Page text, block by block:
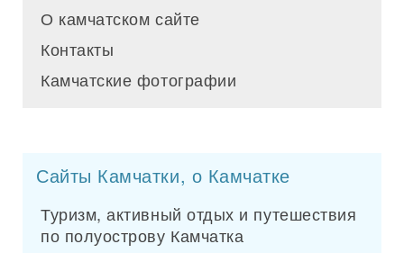
О камчатском сайте
Контакты
Камчатские фотографии
Сайты Камчатки, о Камчатке
Туризм, активный отдых и путешествия
по полуострову Камчатка